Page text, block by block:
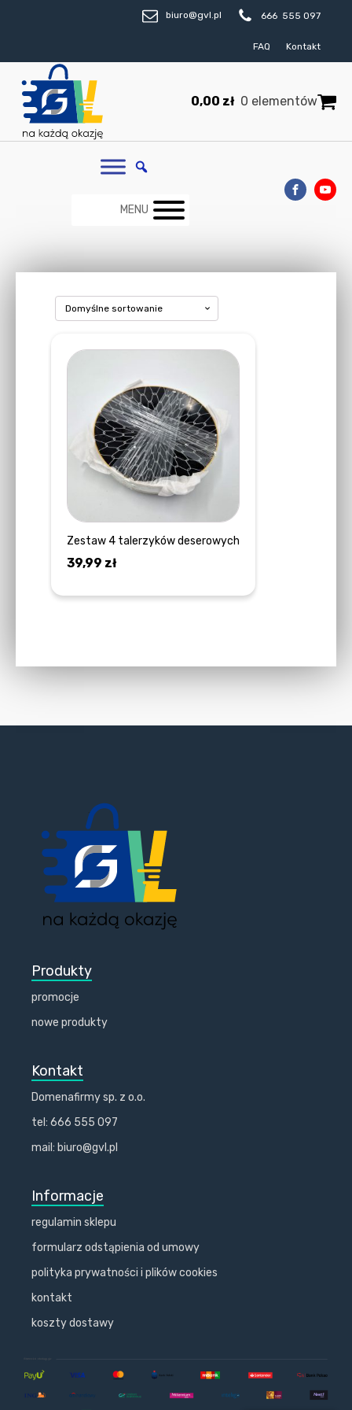
biuro@gvl.pl 666 555 097
FAQ Kontakt
0,00 zł 0 elementów
MENU
Zestaw 4 talerzyków deserowych
39,99 zł
Produkty
promocje
nowe produkty
Kontakt
Domenafirmy sp. z o.o.
tel: 666 555 097
mail: biuro@gvl.pl
Informacje
regulamin sklepu
formularz odstąpienia od umowy
polityka prywatności i plików cookies
kontakt
koszty dostawy